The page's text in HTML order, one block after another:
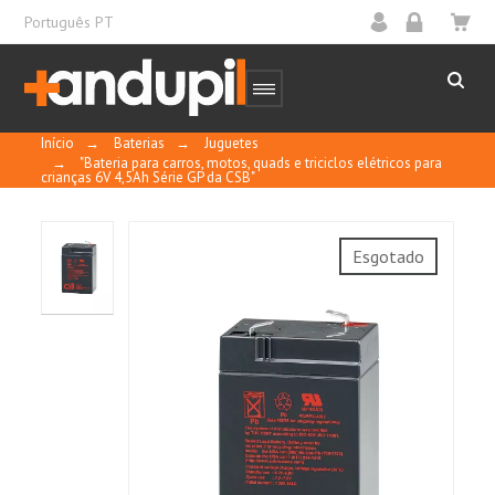
Português PT
Início → Baterias →
Juguetes
→
"Bateria para carros, motos, quads e triciclos elétricos para
crianças 6V 4,5Ah Série GP da CSB"
Esgotado
Características gerais:
As baterias da série GP são um produto de
alta tecnologia projetado para aplicação de
Quando utilizadas num ambiente seguro, são
livres de manutenção e não é necessário
adicionar água; podem ser recicladas
10/
Basado en 2 reseñas
Ordenar porfecha descendente